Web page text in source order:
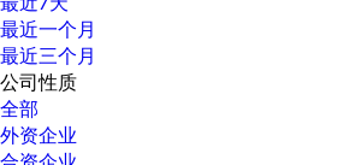
最近一个月
最近三个月
公司性质
全部
外资企业